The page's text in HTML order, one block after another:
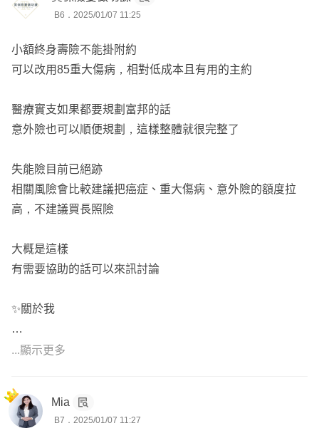
我是俊權，服務於錠嵂保險經紀人，全台都有服務
想要進一步諮詢歡迎主動點擊頭像可以加line聯繫以便後續
癌症一次金基本額度建議規劃100-200萬(含)以上會比較足
建議可以優先參考遠雄的規劃，一次金保額最高可以規劃到
360萬，條款完善(療程型有理賠併發症)且後期費率漲幅較
若有預算考量可以參考全球XCF，但要注意成人免體檢額
度為150萬，女生後期保費漲幅較高喔
♦️意外險(含醫療)
目前首次規劃建議可以優先參考富邦、遠雄的規劃，意外實
支實付的額度可以規劃較高喔
♦️意外失能險/長照險
因現在已經沒有針對『疾病』造成的失能險可以投保，只剩
若有預算考量可以先規劃意外險為主喔
綜上所述，因卡到投保規定，全球小額壽險LWL主約底下無
外險的部分可以直接放在富邦，都須正本收據理賠，申請上
比較沒問題；癌症險要注意因全球XCF後期保費漲幅較
高，預算允許下建議改用遠雄來規劃唷
B6．2025/01/07 11:25
小額終身壽險不能掛附約
可以改用85重大傷病，相對低成本且有用的主約
醫療實支如果都要規劃富邦的話
意外險也可以順便規劃，這樣整體就很完整了
失能險目前已絕跡
相關風險會比較建議把癌症、重大傷病、意外險的額度拉
高，不建議買長照險
大概是這樣
有需要協助的話可以來訊討論
✨關於我
我在111年通過人身/財產保險經紀人國家考試，並與金管會
全台灣有近40萬名保險業務員，但截至目前為止取得保險
經紀人雙照的人不到2500人
...顯示更多
Mia
B7．2025/01/07 11:27